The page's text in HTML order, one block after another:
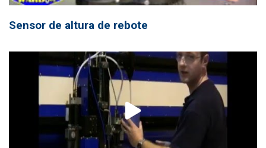
Sensor de altura de rebote